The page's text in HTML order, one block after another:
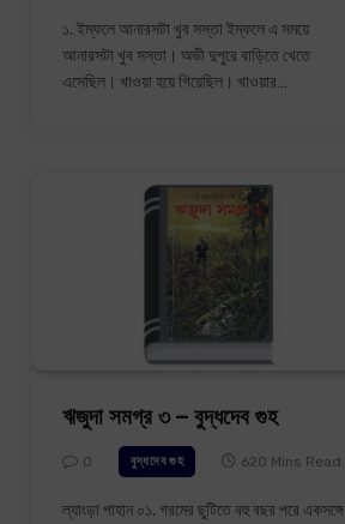
১. ইম্ফলে আনারসটা খুব সস্তা ইম্ফলে এ সময়ে
আনারসটা খুব সস্তা। অভী দুপুরে বাড়িতে খেতে
এসেছিল। খাওয়া হয়ে গিয়েছিল। খাওয়ার…
ঋজুদা সমগ্র ৩ – বুদ্ধদেব গুহ
0 বুদ্ধদেব গুহ 620 Mins Read
ল্যাংড়া পাহান ০১. গরমের ছুটিতে বহু বছর পরে একসঙ্গে